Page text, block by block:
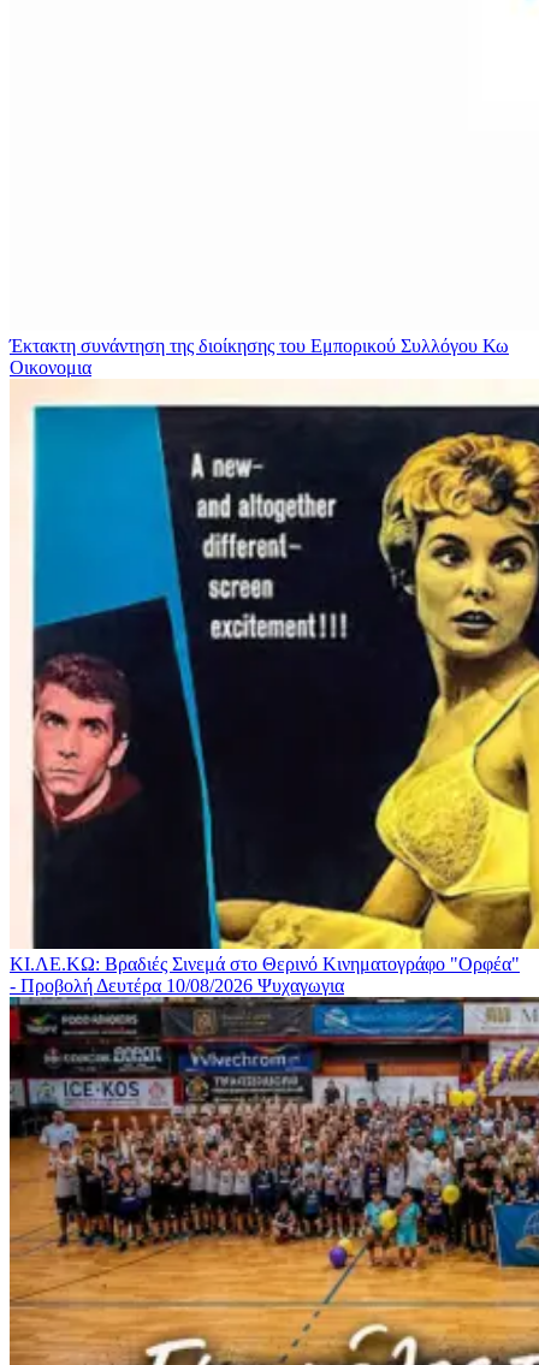
Έκτακτη συνάντηση της διοίκησης του Εμπορικού Συλλόγου Κω
Οικονομια
ΚΙ.ΛΕ.ΚΩ: Βραδιές Σινεμά στο Θερινό Κινηματογράφο "Ορφέα"
- Προβολή Δευτέρα 10/08/2026 Ψυχαγωγια